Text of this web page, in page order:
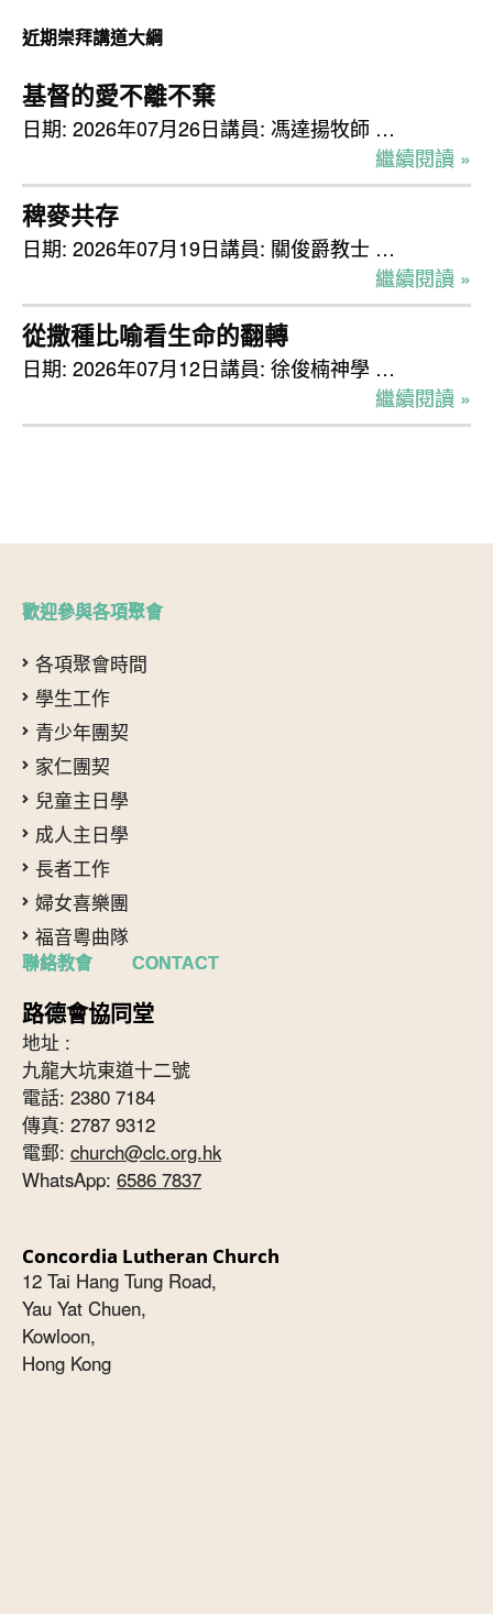
檢
視
近期崇拜講道大綱
基督的愛不離不棄
日期: 2026年07月26日講員: 馮達揚牧師 …
繼續閱讀 »
稗麥共存
日期: 2026年07月19日講員: 關俊爵教士 …
繼續閱讀 »
從撒種比喻看生命的翻轉
日期: 2026年07月12日講員: 徐俊楠神學 …
繼續閱讀 »
歡迎參與各項聚會
各項聚會時間
學生工作
青少年團契
家仁團契
兒童主日學
成人主日學
長者工作
婦女喜樂團
福音粵曲隊
聯絡教會 CONTACT
路德會協同堂
地址 :
九龍大坑東道十二號
電話: 2380 7184
傳真: 2787 9312
電郵: church@clc.org.hk
WhatsApp: 6586 7837
Concordia Lutheran Church
12 Tai Hang Tung Road,
Yau Yat Chuen,
Kowloon,
Hong Kong